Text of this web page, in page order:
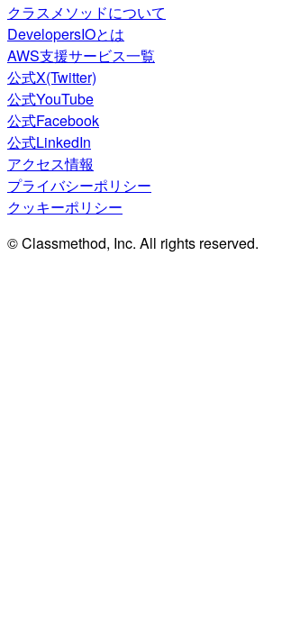
クラスメソッドについて
DevelopersIOとは
AWS支援サービス一覧
公式X(Twitter)
公式YouTube
公式Facebook
公式LinkedIn
アクセス情報
プライバシーポリシー
クッキーポリシー
© Classmethod, Inc. All rights reserved.